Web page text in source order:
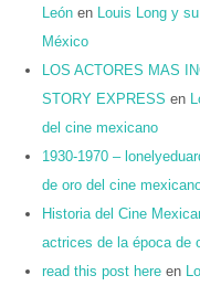
León en
Louis Long y
México
LOS ACTORES MAS
STORY EXPRESS en
del cine mexicano
1930-1970 –
de oro del cine
Historia del Cine
actrices de la época de
read this post here en